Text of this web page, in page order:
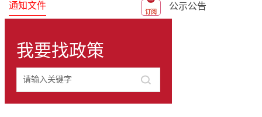
通知文件
订阅
公示公告
我要找政策